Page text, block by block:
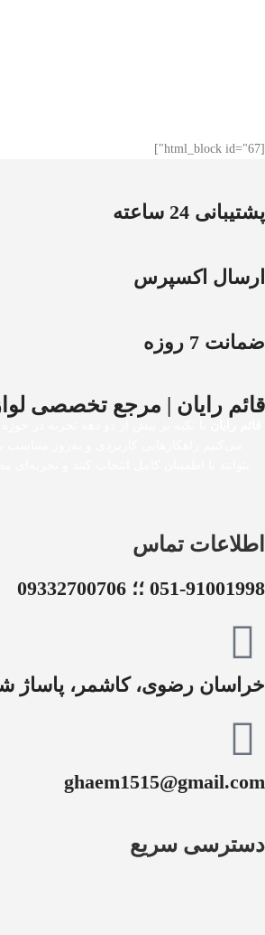
[html_block id="67"]
پشتیبانی 24 ساعته
ارسال اکسپرس
ضمانت 7 روزه
قائم رایان | مرجع تخصصی
اطلاعات تماس
051-91001998 ؛؛ 09332700706
خراسان رضوی، کاشمر، پاساژ
ghaem1515@gmail.com
دسترسی سریع